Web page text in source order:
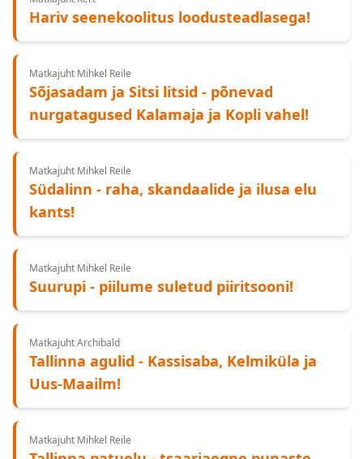
Hariv seenekoolitus loodusteadlasega!
Matkajuht Mihkel Reile
Sõjasadam ja Sitsi litsid - põnevad
nurgatagused Kalamaja ja Kopli vahel!
Matkajuht Mihkel Reile
Südalinn - raha, skandaalide ja ilusa elu
kants!
Matkajuht Mihkel Reile
Suurupi - piilume suletud piiritsooni!
Matkajuht Archibald
Tallinna agulid - Kassisaba, Kelmiküla ja
Uus-Maailm!
Matkajuht Mihkel Reile